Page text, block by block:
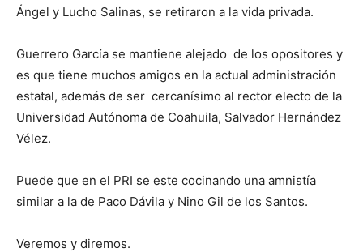
Ángel y Lucho Salinas, se retiraron a la vida privada.
Guerrero García se mantiene alejado de los opositores y
es que tiene muchos amigos en la actual administración
estatal, además de ser cercanísimo al rector electo de la
Universidad Autónoma de Coahuila, Salvador Hernández
Vélez.
Puede que en el PRI se este cocinando una amnistía
similar a la de Paco Dávila y Nino Gil de los Santos.
Veremos y diremos.